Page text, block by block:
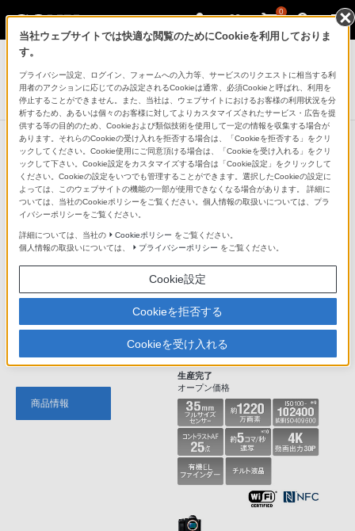
0
デジタル一眼カメラ α（アルファ）
ソフトキャリングケース
LCS-ELCA
デジタル一眼カメラ“α”[Eマウント]
デジタル一眼カメラ“α”[Eマウント]
デジタル一眼カメラ
α7S
最高ISO409600（＊9）を誇る
高感度性能、4K出力（＊15）を
実現したフルサイズ一眼（＊1
3）
生産完了
オープン価格
商品情報
当社ウェブサイトでは快適な閲覧のためにCookieを利用しておりま
す。
プライバシー設定、ログイン、フォームへの入力等、サービスのリクエストに相当する利
用者のアクションに応じてのみ設定されるCookieは通常、必須Cookieと呼ばれ、利用を
停止することができません。また、当社は、ウェブサイトにおけるお客様の利用状況を分
析するため、あるいは個々のお客様に対してよりカスタマイズされたサービス・広告を提
供する等の目的のため、Cookieおよび類似技術を使用して一定の情報を収集する場合が
あります。それらのCookieの受け入れを拒否する場合は、「Cookieを拒否する」をクリ
ックしてください。Cookie使用にご同意頂ける場合は、「Cookieを受け入れる」をクリ
ックして下さい。Cookie設定をカスタマイズする場合は「Cookie設定」をクリックして
ください。Cookieの設定をいつでも管理することができます。選択したCookieの設定に
よっては、このウェブサイトの機能の一部が使用できなくなる場合があります。 詳細に
ついては、当社のCookieポリシーをご覧ください。個人情報の取扱いについては、プラ
イバシーポリシーをご覧ください。
詳細については、当社の Cookieポリシー をご覧ください。
個人情報の取扱いについては、
プライバシーポリシー をご覧ください。
Cookie設定
Cookieを拒否する
Cookieを受け入れる